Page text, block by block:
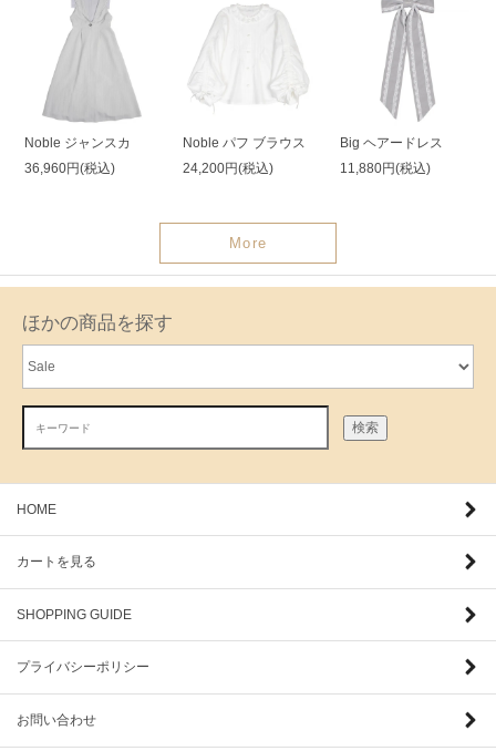
Noble ジャンスカ
36,960円(税込)
Noble パフ ブラウス
24,200円(税込)
Big ヘアードレス
11,880円(税込)
More
ほかの商品を探す
検索
HOME
カートを見る
SHOPPING GUIDE
プライバシーポリシー
お問い合わせ